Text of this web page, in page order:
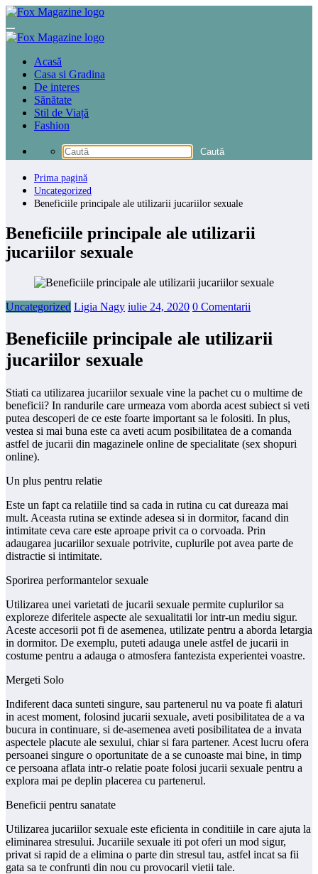
Sari
conținut
Acasă
Casa si Gradina
De interes
Sănătate
Stil de Viață
Fashion
Prima pagină
Uncategorized
Beneficiile principale ale utilizarii jucariilor sexuale
Beneficiile principale ale utilizarii
jucariilor sexuale
Uncategorized Ligia Nagy iulie 24, 2020 0 Comentarii
Beneficiile principale ale utilizarii
jucariilor sexuale
Stiati ca utilizarea jucariilor sexuale vine la pachet cu o multime de
beneficii? In randurile care urmeaza vom aborda acest subiect si veti
putea descoperi de ce este foarte important sa le folositi. In plus,
vestea si mai buna este ca aveti acum posibilitatea de a comanda
astfel de jucarii din magazinele online de specialitate (sex shopuri
online).
Un plus pentru relatie
Este un fapt ca relatiile tind sa cada in rutina cu cat dureaza mai
mult. Aceasta rutina se extinde adesea si in dormitor, facand din
intimitate ceva care este aproape privit ca o corvoada. Prin
adaugarea jucariilor sexuale potrivite, cuplurile pot avea parte de
distractie si intimitate.
Sporirea performantelor sexuale
Utilizarea unei varietati de jucarii sexuale permite cuplurilor sa
exploreze diferitele aspecte ale sexualitatii lor intr-un mediu sigur.
Aceste accesorii pot fi de asemenea, utilizate pentru a aborda letargia
in dormitor. De exemplu, puteti adauga unele astfel de jucarii in
costume pentru a adauga o atmosfera fantezista experientei voastre.
Mergeti Solo
Indiferent daca sunteti singure, sau partenerul nu va poate fi alaturi
in acest moment, folosind jucarii sexuale, aveti posibilitatea de a va
bucura in continuare, si de-asemenea aveti posibilitatea de a invata
aspectele placute ale sexului, chiar si fara partener. Acest lucru ofera
persoanei singure o oportunitate de a se cunoaste mai bine, in timp
ce persoana aflata intr-o relatie poate folosi jucarii sexuale pentru a
explora mai pe deplin placerea cu partenerul.
Beneficii pentru sanatate
Utilizarea jucariilor sexuale este eficienta in conditiile in care ajuta la
eliminarea stresului. Jucariile sexuale iti pot oferi un mod sigur,
privat si rapid de a elimina o parte din stresul tau, astfel incat sa fii
gata sa te confrunti din nou cu provocaril vietii tale.